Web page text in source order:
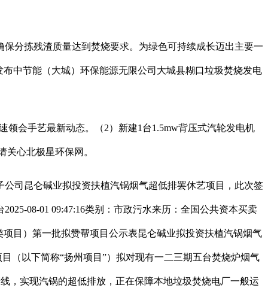
分拣残渣质量达到焚烧要求。为绿色可持续成长迈出主要一
中节能（大城）环保能源无限公司大城县糊口垃圾焚烧发电
会手艺最新动态。（2）新建1台1.5mw背压式汽轮发电机
心北极星环保网。
司昆仑碱业拟投资扶植汽锅烟气超低排罢休艺项目，此次签
08-01 09:47:16类别：市政污水来历：全国公共资本买卖
目）第一批拟赞帮项目公示表昆仑碱业拟投资扶植汽锅烟气
（以下简称“扬州项目”）拟对现有一二三期五台焚烧炉烟气
，实现汽锅的超低排放，正在保障本地垃圾焚烧电厂一般运